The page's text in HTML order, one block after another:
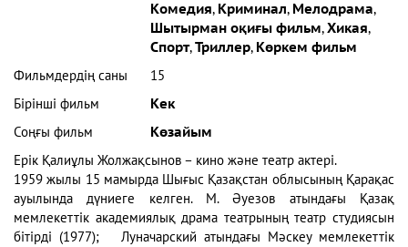
Комедия, Криминал, Мелодрама,
Шытырман оқиғы фильм,Хикая,
Спорт,Триллер, Көркем фильм
Фильмдердің саны
15
Бірінші фильм
Кек
Соңғы фильм
Көзайым
Ерік Қалиұлы Жолжақсынов – кино және театр актері.
1959 жылы 15 мамырда Шығыс Қазақстан облысының Қарақас
ауылында дүниеге келген. М. Әуезов атындағы Қазақ
мемлекеттік академиялық драма театрының театр студиясын
бітірді (1977); Луначарский атындағы Мәскеу мемлекеттік